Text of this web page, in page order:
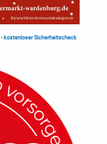
• kostenloser Sicherheitscheck